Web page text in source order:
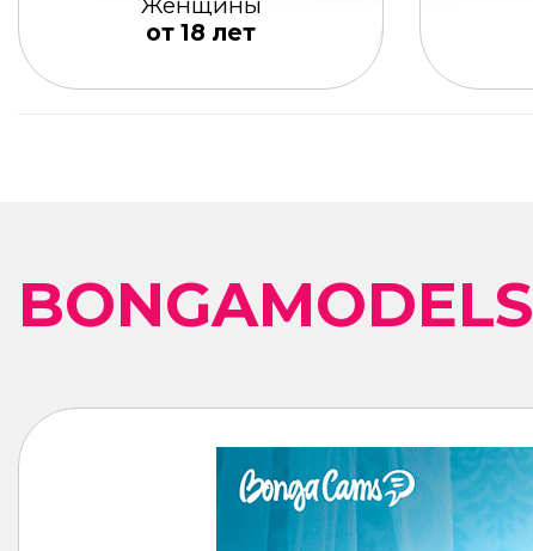
Женщины
от 18 лет
BONGAMODELS